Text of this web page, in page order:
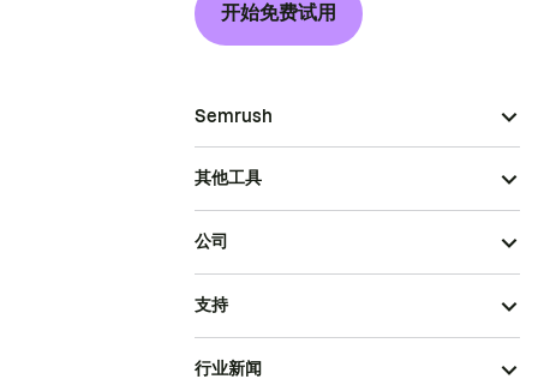
开始免费试用
Semrush
其他工具
公司
支持
行业新闻